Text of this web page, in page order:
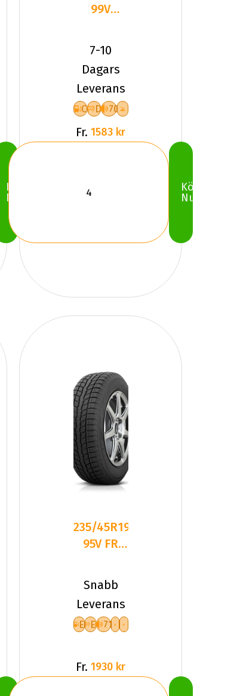
Köp
Nu
99V
IceMaster
I XL Fr
7-10
Dagars
Leverans
C D 70
Fr. 1583 kr
Köp
Nu
235/45R19
95V FR
OBSERVE
GSI-6 EEB
Snabb
Leverans
E E 71
Fr. 1930 kr